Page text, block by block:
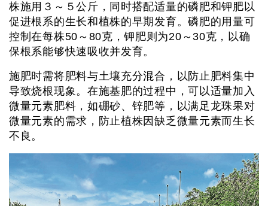
株施用３～５公斤，同时搭配适量的磷肥和钾肥以
促进根系的生长和植株的早期发育。磷肥的用量可
控制在每株50～80克，钾肥则为20～30克，以确
保根系能够快速吸收并发育。
施肥时需将肥料与土壤充分混合，以防止肥料集中
导致烧根现象。在施基肥的过程中，可以适量加入
微量元素肥料，如硼砂、锌肥等，以满足龙珠果对
微量元素的需求，防止植株因缺乏微量元素而生长
不良。